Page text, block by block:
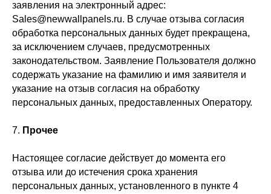
заявления на электронный адрес:
Sales@newwallpanels.ru. В случае отзыва согласия
обработка персональных данных будет прекращена,
за исключением случаев, предусмотренных
законодательством. Заявление Пользователя должно
содержать указание на фамилию и имя заявителя и
указание на отзыв согласия на обработку
персональных данных, предоставленных Оператору.
7. Прочее
Настоящее согласие действует до момента его
отзыва или до истечения срока хранения
персональных данных, установленного в пункте 4